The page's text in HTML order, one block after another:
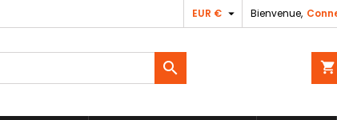
Bienvenue,
EUR € 
shopping_cart
